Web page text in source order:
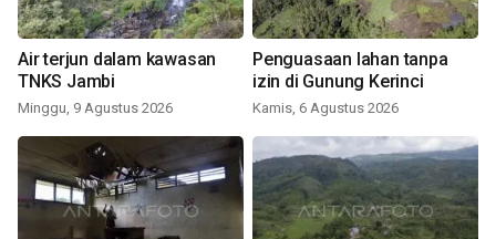
Air terjun dalam kawasan
TNKS Jambi
Minggu, 9 Agustus 2026
Penguasaan lahan tanpa
izin di Gunung Kerinci
Kamis, 6 Agustus 2026